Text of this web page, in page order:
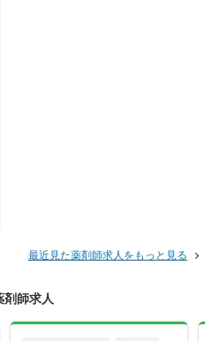
最近見た薬剤師求人をもっと見る
剤師求人